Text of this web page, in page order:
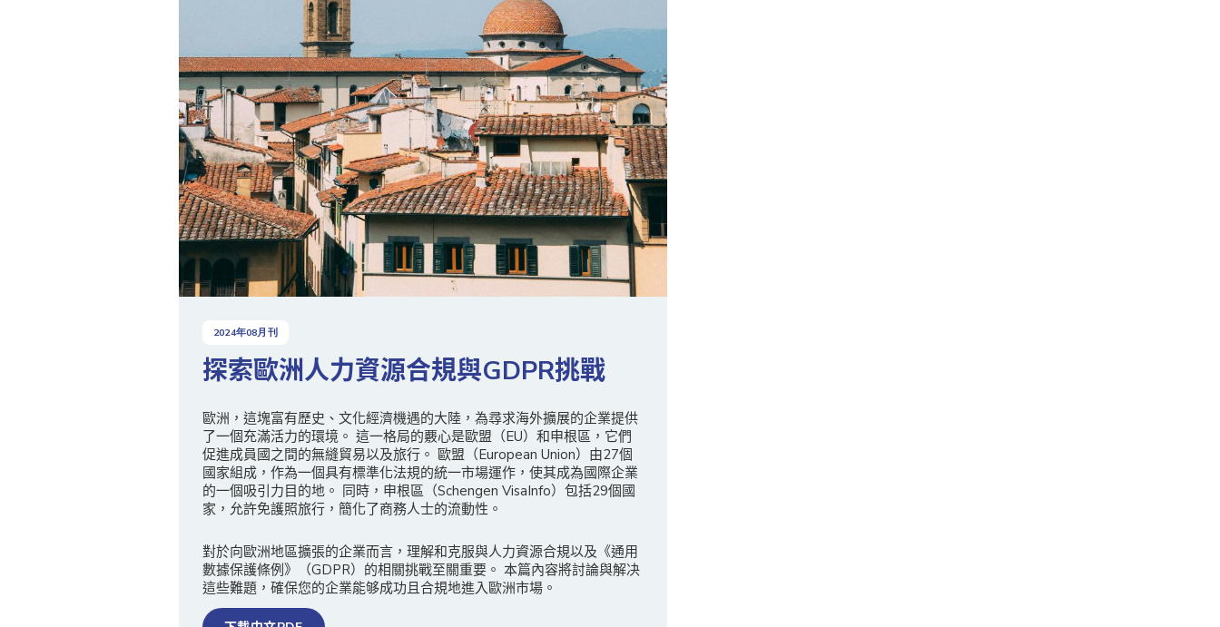
2024年08月刊
探索歐洲人力資源合規與GDPR挑戰
歐洲，這塊富有歷史、文化經濟機遇的大陸，為尋求海外擴展的企業提供
了一個充滿活力的環境。 這一格局的覈心是歐盟（EU）和申根區，它們
促進成員國之間的無縫貿易以及旅行。 歐盟（European Union）由27個
國家組成，作為一個具有標準化法規的統一市場運作，使其成為國際企業
的一個吸引力目的地。 同時，申根區（Schengen VisaInfo）包括29個國
家，允許免護照旅行，簡化了商務人士的流動性。
對於向歐洲地區擴張的企業而言，理解和克服與人力資源合規以及《通用
數據保護條例》（GDPR）的相關挑戰至關重要。 本篇內容將討論與解决
這些難題，確保您的企業能够成功且合規地進入歐洲市場。